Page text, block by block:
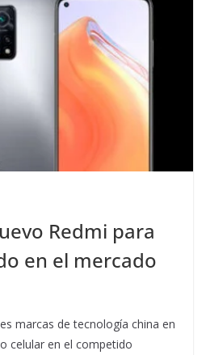
Redmi para
en el mercado
marcas de tecnología china en
celular en el competido